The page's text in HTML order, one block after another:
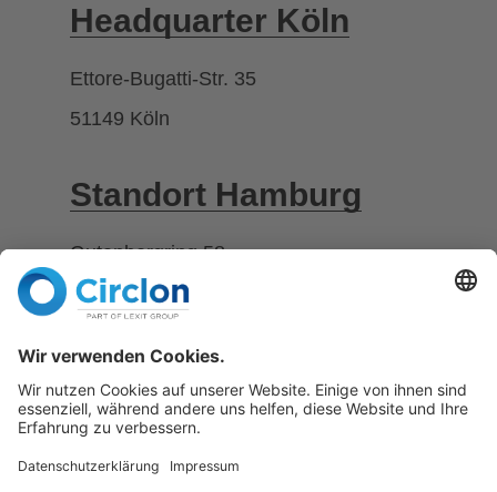
Headquarter Köln
Ettore-Bugatti-Str. 35
51149 Köln
Standort Hamburg
Gutenbergring 58
22848 Norderstedt
Telefon
+49 2203 1888 -0